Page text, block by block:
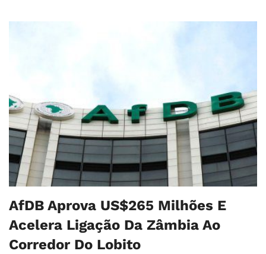
AfDB Aprova US$265 Milhões E
Acelera Ligação Da Zâmbia Ao
Corredor Do Lobito